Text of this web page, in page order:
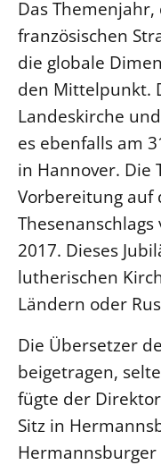
Das
französischen
die globale
den Mittelpunkt.
Landeskirche
es ebenfalls am
in Hannover. Die
Vorbereitung auf
2017. Dieses
lutherischen
Ländern oder
Die Übersetzer
beigetragen,
fügte der
Sitz in
Hermannsburger
Fundraising
IT-Service
Corporate
Jahresgespräche
Kantine
Kirchliches
Kirchliche
Kunstreferat
NKVK
Recht